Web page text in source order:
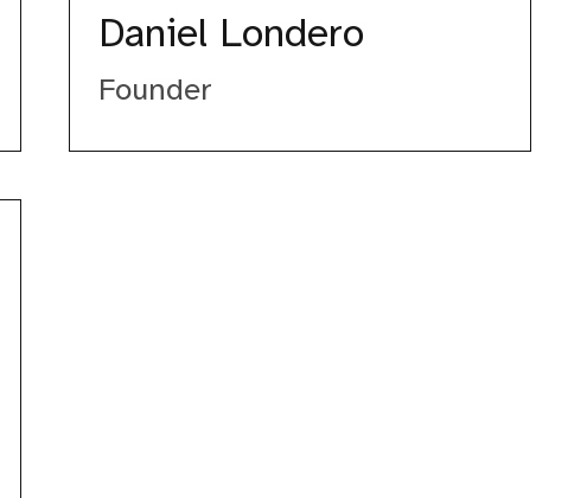
Daniel Londero
Founder